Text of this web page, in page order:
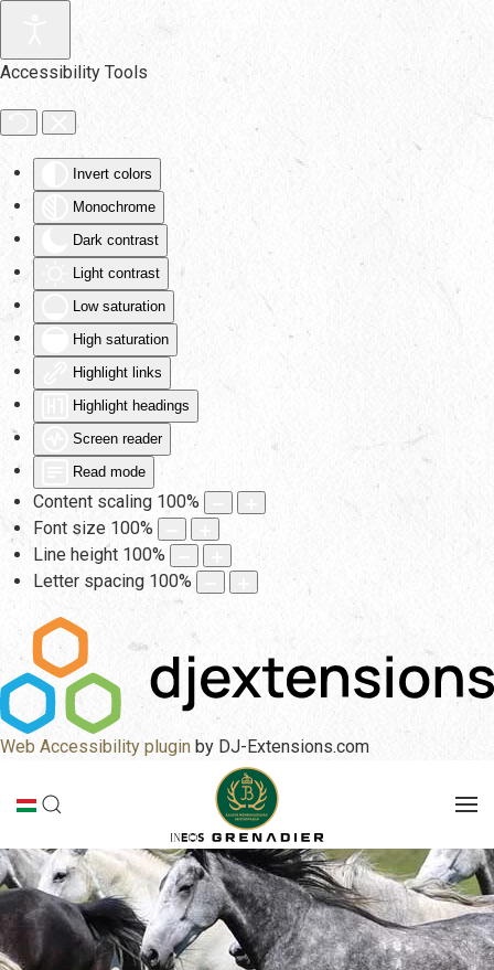
Accessibility Tools
Invert colors
Monochrome
Dark contrast
Light contrast
Low saturation
High saturation
Highlight links
Highlight headings
Screen reader
Read mode
Content scaling 100%
Font size 100%
Line height 100%
Letter spacing 100%
Web Accessibility plugin by DJ-Extensions.com
Skip to main content